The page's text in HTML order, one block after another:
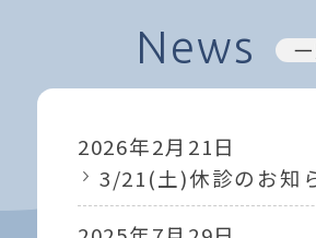
News
2026年2月21日
3/21(土)休診のお知